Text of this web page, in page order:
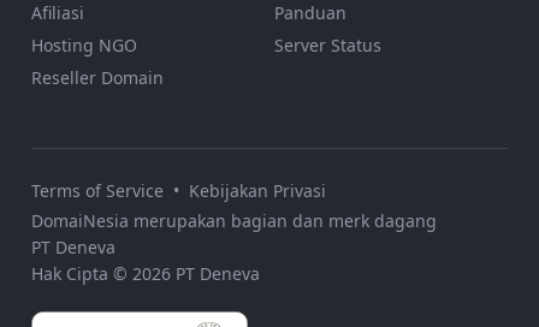
Afiliasi
Hosting NGO
Reseller Domain
Panduan
Server Status
Terms of Service • Kebijakan Privasi
DomaiNesia merupakan bagian dan merk dagang
PT Deneva
Hak Cipta © 2026 PT Deneva